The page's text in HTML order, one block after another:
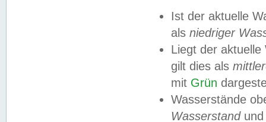
Ist der aktuelle
als niedriger
Liegt der
gilt dies als
mit Grün
Wasserstände
Wasserstandund